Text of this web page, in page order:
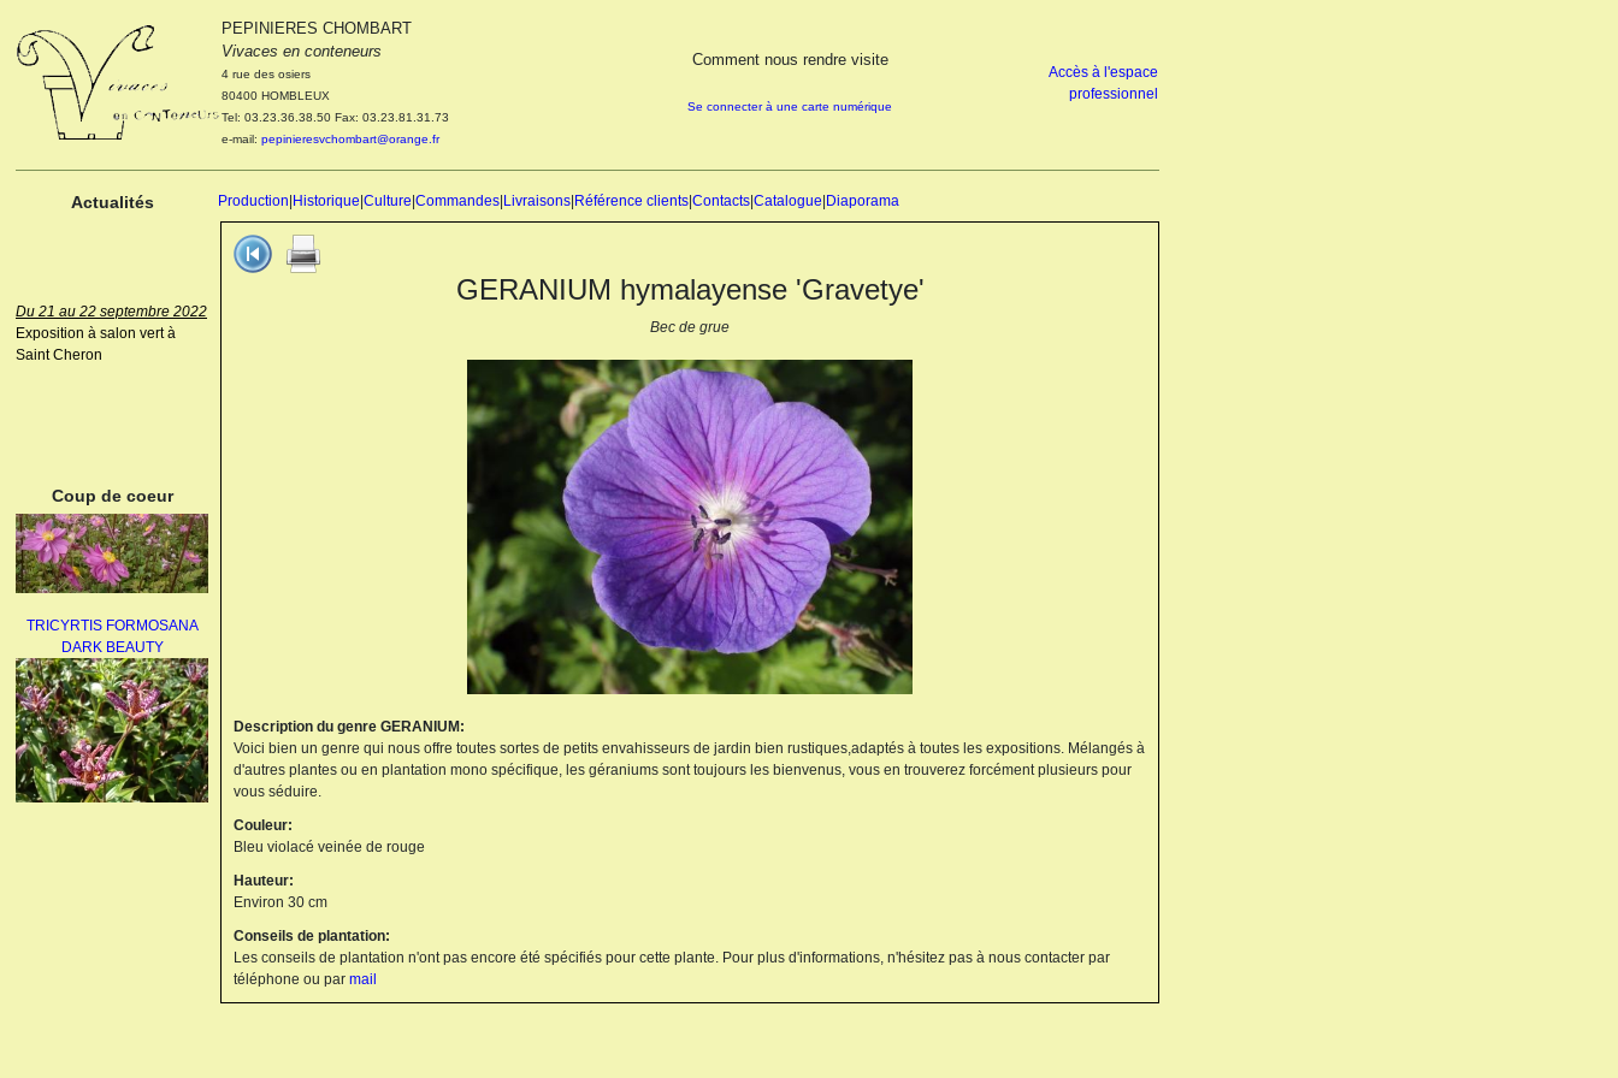
PEPINIERES CHOMBART
Vivaces en conteneurs
4 rue des osiers
80400 HOMBLEUX
Tel: 03.23.36.38.50 Fax: 03.23.81.31.73
e-mail: pepinieresvchombart@orange.fr
Comment nous rendre visite
Se connecter à une carte numérique
Accès à l'espace
professionnel
Actualités Production Historique Culture Commandes Livraisons Référence clients Contacts Catalogue Diaporama
Le 04 et 05 octobre 2022
Portes ouvertes de la
pépinière : Visite des
cultures, découverte des
nouveautés. Le rendez-vous
octobre 2022.
Du 21 au 22 septembre 2022
Exposition à salon vert à
Saint Cheron
Coup de coeur
TRICYRTIS FORMOSANA
DARK BEAUTY
GERANIUM hymalayense 'Gravetye'
Bec de grue
Description du genre GERANIUM:
Voici bien un genre qui nous offre toutes sortes de petits envahisseurs de jardin bien rustiques,adaptés à toutes les expositions. Mélangés à
d'autres plantes ou en plantation mono spécifique, les géraniums sont toujours les bienvenus, vous en trouverez forcément plusieurs pour
vous séduire.
Couleur:
Bleu violacé veinée de rouge
Hauteur:
Environ 30 cm
Conseils de plantation:
Les conseils de plantation n'ont pas encore été spécifiés pour cette plante. Pour plus d'informations, n'hésitez pas à nous contacter par
téléphone ou par mail